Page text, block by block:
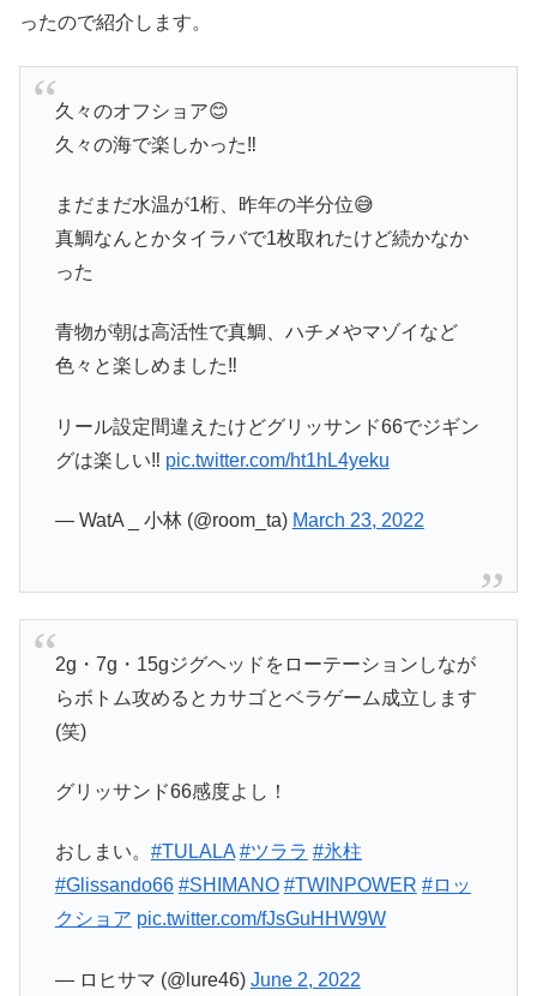
ったので紹介します。
久々のオフショア😊
久々の海で楽しかった‼️
まだまだ水温が1桁、昨年の半分位😅
真鯛なんとかタイラバで1枚取れたけど続かなか
った
青物が朝は高活性で真鯛、ハチメやマゾイなど
色々と楽しめました‼️
リール設定間違えたけどグリッサンド66でジギン
グは楽しい‼️ pic.twitter.com/ht1hL4yeku
— WatA _ 小林 (@room_ta) March 23, 2022
2g・7g・15gジグヘッドをローテーションしなが
らボトム攻めるとカサゴとベラゲーム成立します
(笑)
グリッサンド66感度よし！
おしまい。 #TULALA #ツララ #氷柱
#Glissando66 #SHIMANO #TWINPOWER #ロッ
クショア pic.twitter.com/fJsGuHHW9W
— ロヒサマ (@lure46) June 2, 2022